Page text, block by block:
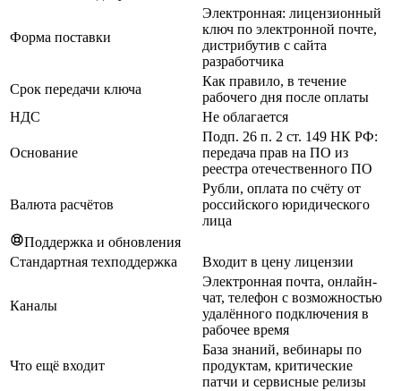
Форма поставки
Электронная: лицензионный
ключ по электронной почте,
дистрибутив с сайта
разработчика
Срок передачи ключа
Как правило, в течение
рабочего дня после оплаты
НДС
Не облагается
Основание
Подп. 26 п. 2 ст. 149 НК РФ:
передача прав на ПО из
реестра отечественного ПО
Валюта расчётов
Рубли, оплата по счёту от
российского юридического
лица
Поддержка и обновления
Стандартная техподдержка
Входит в цену лицензии
Каналы
Электронная почта, онлайн-
чат, телефон с возможностью
удалённого подключения в
рабочее время
Что ещё входит
База знаний, вебинары по
продуктам, критические
патчи и сервисные релизы